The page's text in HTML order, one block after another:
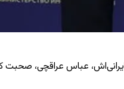
عباس عراقچی، صحبت